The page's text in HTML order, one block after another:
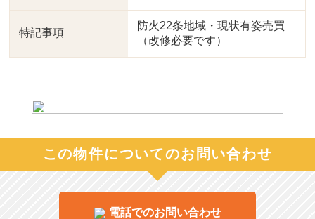
特記事項
防火22条地域・現状有姿売買
（改修必要です）
この物件についてのお問い合わせ
電話でのお問い合わせ